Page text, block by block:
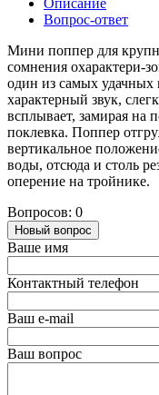
Вопрос-ответ
Мини поппер для
сомнения охарактери-
один из самых удачных
характерный звук,
всплывает, замирая на
поклевка. Поппер
вертикальное
воды, отсюда и столь
оперение на тройнике.
Вопросов: 0
Новый вопрос
Ваше имя
Контактный телефон
Ваш e-mail
Ваш вопрос